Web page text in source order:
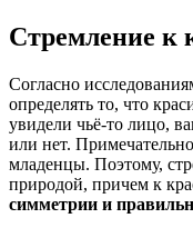
Стремление к
Согласно
определять то, что
увидели чьё-то лицо,
или нет.
младенцы. Поэтому,
природой, причем к
симметрии и